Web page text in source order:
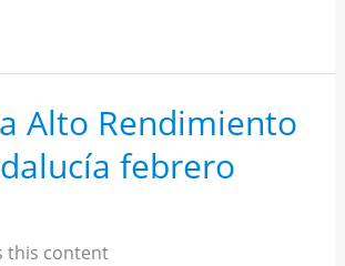
Alto Rendimiento
febrero
this content